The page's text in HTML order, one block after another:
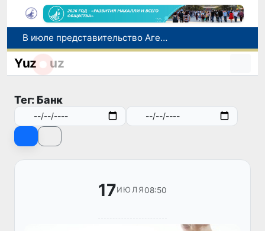
В июле представительство Агентства миграции в Москве оказало помощь более 1,8 тысячам граждан Узбекистана
Сборная Узбекистана вышла в четвертьфинал «Игр Будущего - 2026» в Астане
В Узбекистане стартовал месячник Целей устойчивого развития
Yuz uz
Тег: Банк
17ИЮЛЯ08:50